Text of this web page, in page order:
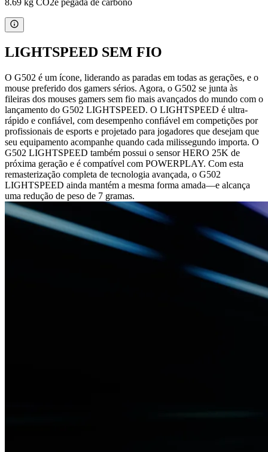
8.69 kg CO2e pegada de carbono
LIGHTSPEED SEM FIO
O G502 é um ícone, liderando as paradas em todas as gerações, e o
mouse preferido dos gamers sérios. Agora, o G502 se junta às
fileiras dos mouses gamers sem fio mais avançados do mundo com o
lançamento do G502 LIGHTSPEED. O LIGHTSPEED é ultra-
rápido e confiável, com desempenho confiável em competições por
profissionais de esports e projetado para jogadores que desejam que
seu equipamento acompanhe quando cada milissegundo importa. O
G502 LIGHTSPEED também possui o sensor HERO 25K de
próxima geração e é compatível com POWERPLAY. Com esta
remasterização completa de tecnologia avançada, o G502
LIGHTSPEED ainda mantém a mesma forma amada—e alcança
uma redução de peso de 7 gramas.